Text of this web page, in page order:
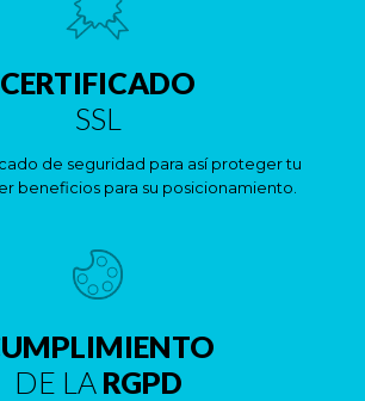
CERTIFICADO
SSL
de seguridad para así proteger tu
beneficios para su posicionamiento.
DE LA RGPD